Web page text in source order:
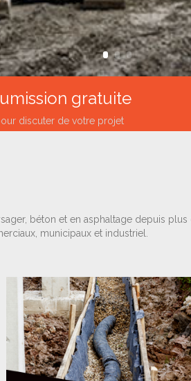
gratuite
discuter de votre projet
béton et en asphaltage depuis
municipaux et industriel.